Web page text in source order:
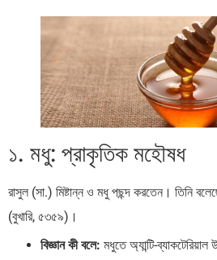
১. মধু: প্রাকৃতিক মহৌষধ
রাসুল (সা.) মিষ্টান্ন ও মধু পছন্দ করতেন। তিনি
(বুখারি, ৫৩৫৯)।
বিজ্ঞান কী বলে: মধুতে অ্যান্টি-